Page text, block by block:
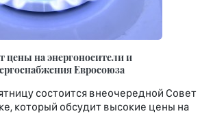
цены на энергоносители и
Евросоюза
состоится внеочередной Совет
который обсудит высокие цены на